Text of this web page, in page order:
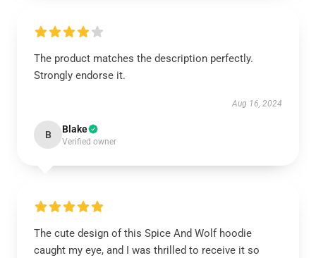
The product matches the description perfectly.
Strongly endorse it.
Aug 16, 2024
B Blake
Verified owner
The cute design of this Spice And Wolf hoodie
caught my eye, and I was thrilled to receive it so